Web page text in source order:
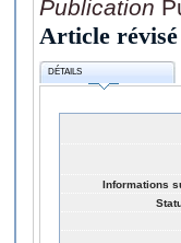
Publication
Article
DÉTAILS
Informations